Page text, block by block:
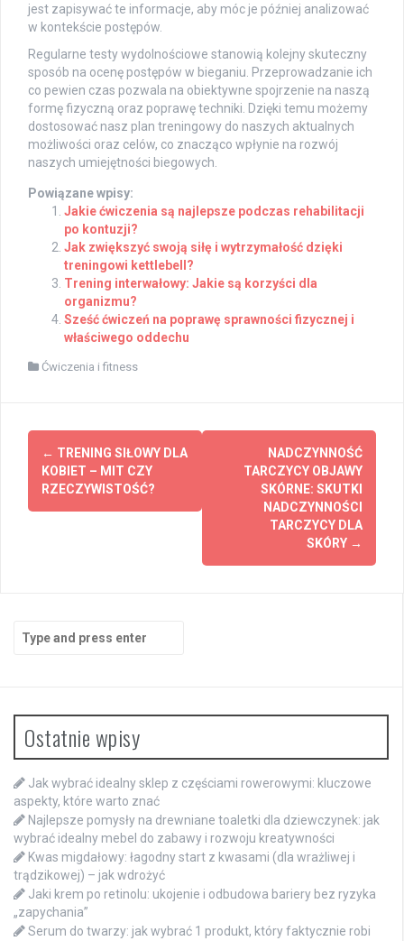
jest zapisywać te informacje, aby móc je później analizować
w kontekście postępów.
Regularne testy wydolnościowe stanowią kolejny skuteczny
sposób na ocenę postępów w bieganiu. Przeprowadzanie ich
co pewien czas pozwala na obiektywne spojrzenie na naszą
formę fizyczną oraz poprawę techniki. Dzięki temu możemy
dostosować nasz plan treningowy do naszych aktualnych
możliwości oraz celów, co znacząco wpłynie na rozwój
naszych umiejętności biegowych.
Powiązane wpisy:
Jakie ćwiczenia są najlepsze podczas rehabilitacji
po kontuzji?
Jak zwiększyć swoją siłę i wytrzymałość dzięki
treningowi kettlebell?
Trening interwałowy: Jakie są korzyści dla
organizmu?
Sześć ćwiczeń na poprawę sprawności fizycznej i
właściwego oddechu
Ćwiczenia i fitness
Post
navigation
← TRENING SIŁOWY DLA
KOBIET – MIT CZY
RZECZYWISTOŚĆ?
NADCZYNNOŚĆ
TARCZYCY OBJAWY
SKÓRNE: SKUTKI
NADCZYNNOŚCI
TARCZYCY DLA
SKÓRY →
for:
Ostatnie wpisy
Jak wybrać idealny sklep z częściami rowerowymi: kluczowe
aspekty, które warto znać
Najlepsze pomysły na drewniane toaletki dla dziewczynek: jak
wybrać idealny mebel do zabawy i rozwoju kreatywności
Kwas migdałowy: łagodny start z kwasami (dla wrażliwej i
trądzikowej) – jak wdrożyć
Jaki krem po retinolu: ukojenie i odbudowa bariery bez ryzyka
„zapychania”
Serum do twarzy: jak wybrać 1 produkt, który faktycznie robi